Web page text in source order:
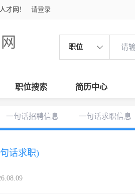
才网！ 请登录
职位
职位搜索 简历中心
一句话招聘信息 一句话求职信息
话求职)